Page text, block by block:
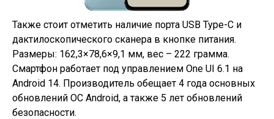
Также стоит отметить наличие порта USB Type-C и
дактилоскопического сканера в кнопке питания.
Размеры: 162,3×78,6×9,1 мм, вес – 222 грамма.
Смартфон работает под управлением One UI 6.1 на
Android 14. Производитель обещает 4 года основных
обновлений ОС Android, а также 5 лет обновлений
безопасности.